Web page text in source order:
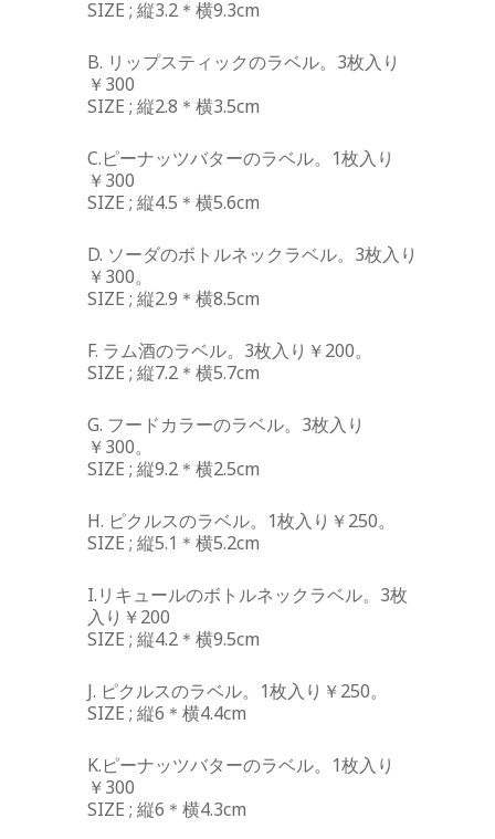
SIZE ; 縦3.2＊横9.3cm
B. リップスティックのラベル。3枚入り
￥300
SIZE ; 縦2.8＊横3.5cm
C.ピーナッツバターのラベル。1枚入り
￥300
SIZE ; 縦4.5＊横5.6cm
D. ソーダのボトルネックラベル。3枚入り
￥300。
SIZE ; 縦2.9＊横8.5cm
F. ラム酒のラベル。3枚入り￥200。
SIZE ; 縦7.2＊横5.7cm
G. フードカラーのラベル。3枚入り
￥300。
SIZE ; 縦9.2＊横2.5cm
H. ピクルスのラベル。1枚入り￥250。
SIZE ; 縦5.1＊横5.2cm
I.リキュールのボトルネックラベル。3枚
入り￥200
SIZE ; 縦4.2＊横9.5cm
J. ピクルスのラベル。1枚入り￥250。
SIZE ; 縦6＊横4.4cm
K.ピーナッツバターのラベル。1枚入り
￥300
SIZE ; 縦6＊横4.3cm